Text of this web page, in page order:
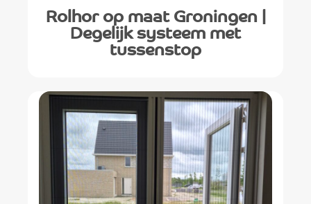
Rolhor op maat Groningen |
Degelijk systeem met
tussenstop